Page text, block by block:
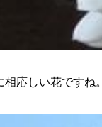
応しい花ですね。